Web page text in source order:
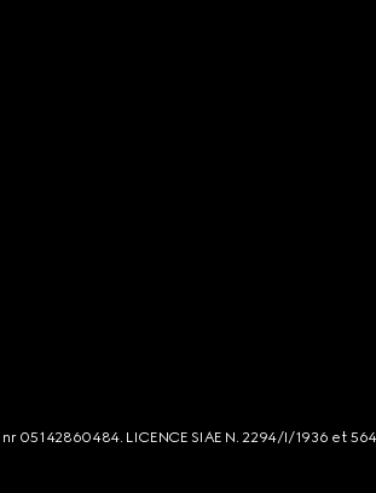
05142860484. LICENCE SIAE N. 2294/I/1936 et